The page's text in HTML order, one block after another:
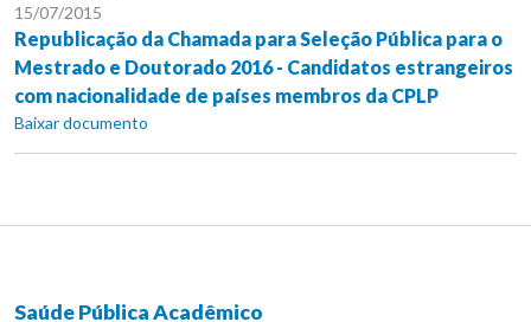
15/07/2015
Republicação da Chamada para Seleção Pública para o
Mestrado e Doutorado 2016 - Candidatos estrangeiros
com nacionalidade de países membros da CPLP
Baixar documento
Saúde Pública Acadêmico